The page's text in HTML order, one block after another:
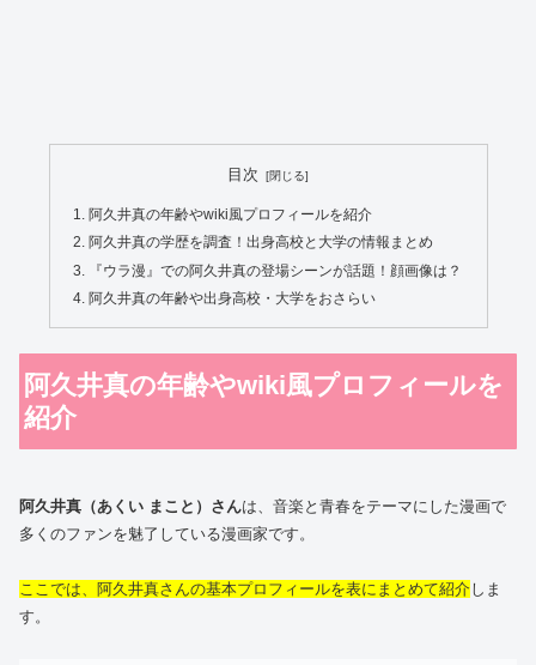
目次
阿久井真の年齢やwiki風プロフィールを紹介
阿久井真の学歴を調査！出身高校と大学の情報まとめ
『ウラ漫』での阿久井真の登場シーンが話題！顔画像は？
阿久井真の年齢や出身高校・大学をおさらい
阿久井真の年齢やwiki風プロフィールを
紹介
阿久井真（あくい まこと）さんは、音楽と青春をテーマにした漫画で
多くのファンを魅了している漫画家です。
ここでは、阿久井真さんの基本プロフィールを表にまとめて紹介しま
す。